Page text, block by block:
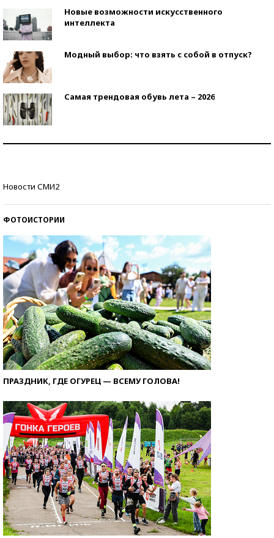
Новые возможности искусственного
интеллекта
Модный выбор: что взять с собой в отпуск?
Самая трендовая обувь лета – 2026
Новости СМИ2
ФОТОИСТОРИИ
ПРАЗДНИК, ГДЕ ОГУРЕЦ — ВСЕМУ ГОЛОВА!